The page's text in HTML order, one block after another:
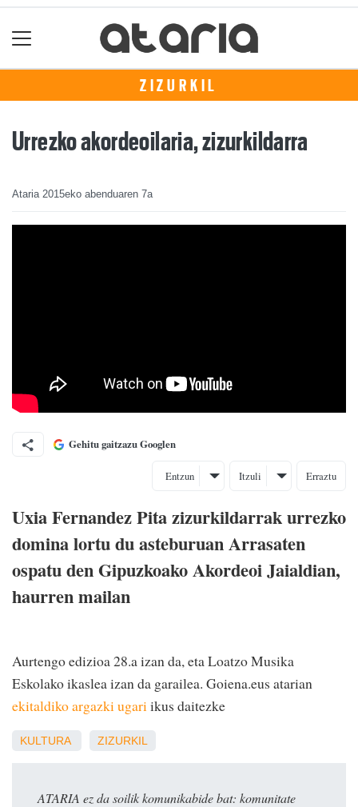
ZIZURKIL
Urrezko akordeoilaria, zizurkildarra
Ataria 2015eko abenduaren 7a
Gehitu gaitzazu Googlen
Entzun Itzuli Erraztu
Uxia Fernandez Pita zizurkildarrak urrezko
domina lortu du asteburuan Arrasaten
ospatu den Gipuzkoako Akordeoi Jaialdian,
haurren mailan
Aurtengo edizioa 28.a izan da, eta Loatzo Musika
Eskolako ikaslea izan da garailea. Goiena.eus atarian
ekitaldiko argazki ugariikus daitezke
KULTURA ZIZURKIL
ATARIA ez da soilik komunikabide bat: komunitate